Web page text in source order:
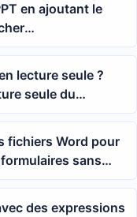
en ajoutant le
avant et après
lecture seule ?
seule du
fichiers Word pour
sans
des expressions